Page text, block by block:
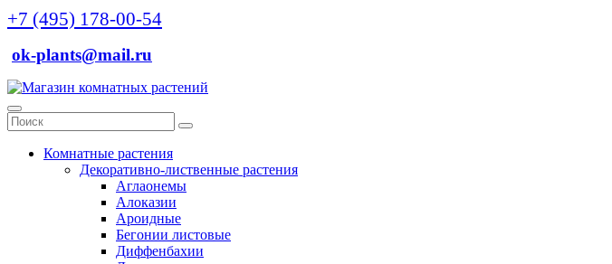
+7 (495) 178-00-54
ok-plants@mail.ru
Комнатные растения
Декоративно-лиственные растения
Аглаонемы
Алоказии
Ароидные
Бегонии листовые
Диффенбахии